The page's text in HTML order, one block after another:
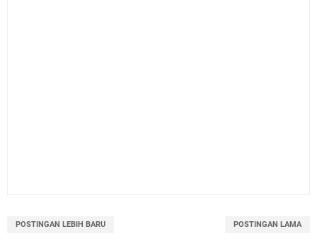
POSTINGAN LEBIH BARU POSTINGAN LAMA